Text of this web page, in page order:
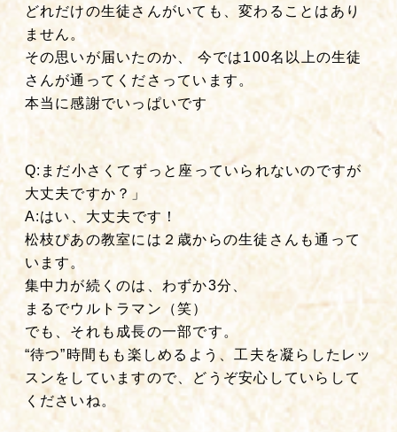
どれだけの生徒さんがいても、変わることはあり
ません。
その思いが届いたのか、 今では100名以上の生徒
さんが通ってくださっています。
本当に感謝でいっぱいです
Q:まだ小さくてずっと座っていられないのですが
大丈夫ですか？」
A:はい、大丈夫です！
松枝ぴあの教室には２歳からの生徒さんも通って
います。
集中力が続くのは、わずか3分、
まるでウルトラマン（笑）
でも、それも成長の一部です。
“待つ”時間もも楽しめるよう、工夫を凝らしたレッ
スンをしていますので、どうぞ安心していらして
くださいね。